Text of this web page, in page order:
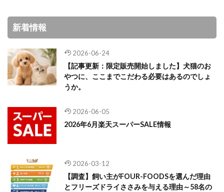
新着情報
2026-06-24
【記事更新：限定販売開始しました】犬猫のお
やつに、ここまでこだわる必要はあるのでしょ
うか。
2026-06-05
2026年6月楽天スーパーSALE情報
2026-03-12
【調査】飼い主がFOUR-FOODSを選んだ理由
とフリーズドライささみを与える理由～58名の